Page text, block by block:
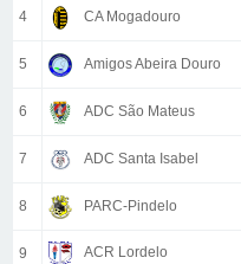
4 CA Mogadouro
5 Amigos Abeira Douro
6 ADC São Mateus
7 ADC Santa Isabel
8 PARC-Pindelo
9 ACR Lordelo